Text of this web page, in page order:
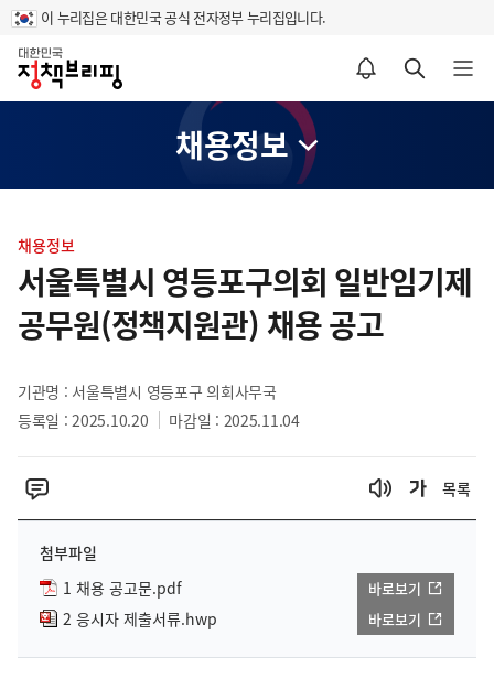
이 누리집은 대한민국 공식 전자정부 누리집입니다.
홈
알림설정 바로가기 검색 바로가기 메뉴 열기
채용정보
텐
영
역
채용정보
서울특별시 영등포구의회 일반임기제
공무원(정책지원관) 채용 공고
기관명 : 서울특별시 영등포구 의회사무국
등록일 : 2025.10.20
마감일 : 2025.11.04
목록
첨부파일
1 채용 공고문.pdf
바로보기
2 응시자 제출서류.hwp 바로보기